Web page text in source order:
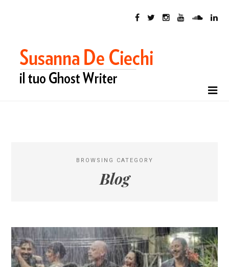
BROWSING CATEGORY
Blog